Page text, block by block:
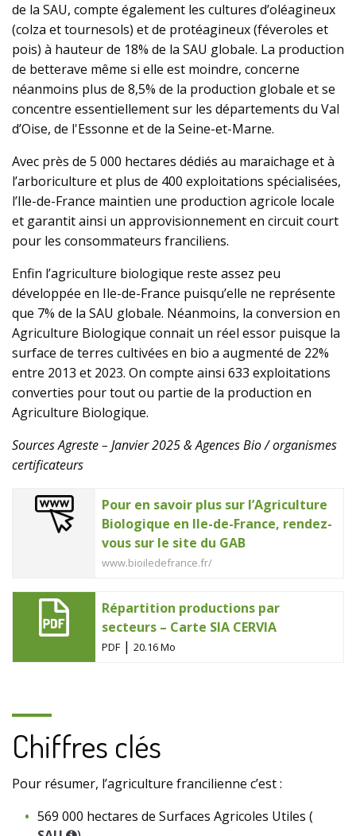
de la SAU, compte également les cultures d’oléagineux
(colza et tournesols) et de protéagineux (féveroles et
pois) à hauteur de 18% de la SAU globale. La production
de betterave même si elle est moindre, concerne
néanmoins plus de 8,5% de la production globale et se
concentre essentiellement sur les départements du Val
d’Oise, de l'Essonne et de la Seine-et-Marne.
Avec près de 5 000 hectares dédiés au maraichage et à
l’arboriculture et plus de 400 exploitations spécialisées,
l’Ile-de-France maintien une production agricole locale
et garantit ainsi un approvisionnement en circuit court
pour les consommateurs franciliens.
Enfin l’agriculture biologique reste assez peu
développée en Ile-de-France puisqu’elle ne représente
que 7% de la SAU globale. Néanmoins, la conversion en
Agriculture Biologique connait un réel essor puisque la
surface de terres cultivées en bio a augmenté de 22%
entre 2013 et 2023. On compte ainsi 633 exploitations
converties pour tout ou partie de la production en
Agriculture Biologique.
Sources Agreste – Janvier 2025 & Agences Bio / organismes
certificateurs
Pour en savoir plus sur l’Agriculture
Biologique en Ile-de-France, rendez-
vous sur le site du GAB
www.bioiledefrance.fr/
Répartition productions par
secteurs – Carte SIA CERVIA
PDF | 20.16 Mo
Chiffres clés
Pour résumer, l’agriculture francilienne c’est :
569 000 hectares de Surfaces Agricoles Utiles (